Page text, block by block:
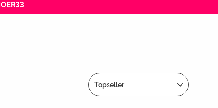
Topseller